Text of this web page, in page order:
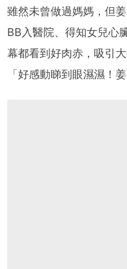
雖然未曾做過媽媽，但
BB入醫院、得知女兒心
幕都看到好肉赤，吸引
「好感動睇到眼濕濕！